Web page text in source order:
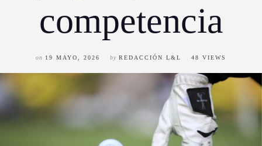
competencia
on 19 MAYO, 2026 by REDACCIÓN L&L 48 VIEWS